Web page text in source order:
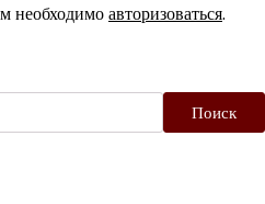
необходимоавторизоваться.
Поиск